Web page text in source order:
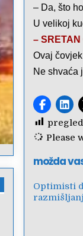
– Da, što
U velikoj
–SRETAN
Ovaj
Ne shvaća
Please
možda
Optimisti